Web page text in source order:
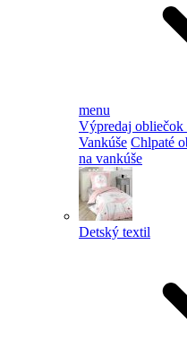
menu
Výpredaj obliečok
Vankúše Chlpaté
na vankúše
Detský textil